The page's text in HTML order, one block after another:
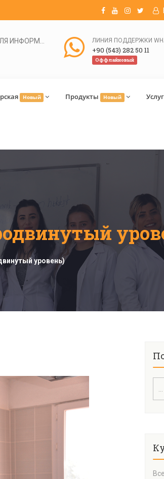
+90 (543) 282 50 11
Оффлайновый
Новый Продукты Новый
уровень)